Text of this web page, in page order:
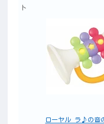
ト
ローヤル ラ♪の音